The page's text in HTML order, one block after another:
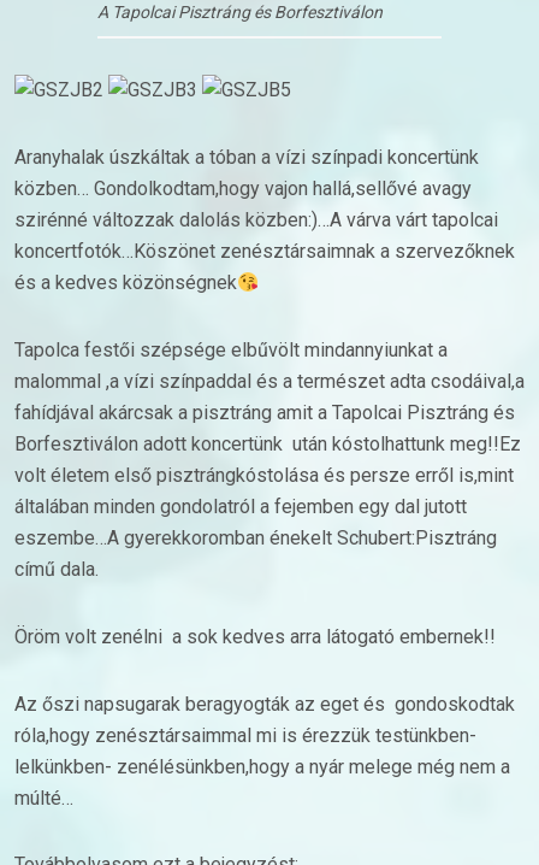
A Tapolcai Pisztráng és Borfesztiválon
Aranyhalak úszkáltak a tóban a vízi színpadi koncertünk
közben… Gondolkodtam,hogy vajon hallá,sellővé avagy
szirénné változzak dalolás közben:)…A várva várt tapolcai
koncertfotók…Köszönet zenésztársaimnak a szervezőknek
és a kedves közönségnek
Tapolca festői szépsége elbűvölt mindannyiunkat a
malommal ,a vízi színpaddal és a természet adta csodáival,a
fahídjával akárcsak a pisztráng amit a Tapolcai Pisztráng és
Borfesztiválon adott koncertünk után kóstolhattunk meg!!Ez
volt életem első pisztrángkóstolása és persze erről is,mint
általában minden gondolatról a fejemben egy dal jutott
eszembe…A gyerekkoromban énekelt Schubert:Pisztráng
című dala.
Öröm volt zenélni a sok kedves arra látogató embernek!!
Az őszi napsugarak beragyogták az eget és gondoskodtak
róla,hogy zenésztársaimmal mi is érezzük testünkben-
lelkünkben- zenélésünkben,hogy a nyár melege még nem a
múlté…